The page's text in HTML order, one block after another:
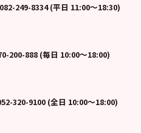
082-249-8334 (平日 11:00～18:30)
200-888 (毎日 10:00～18:00)
320-9100 (全日 10:00～18:00)